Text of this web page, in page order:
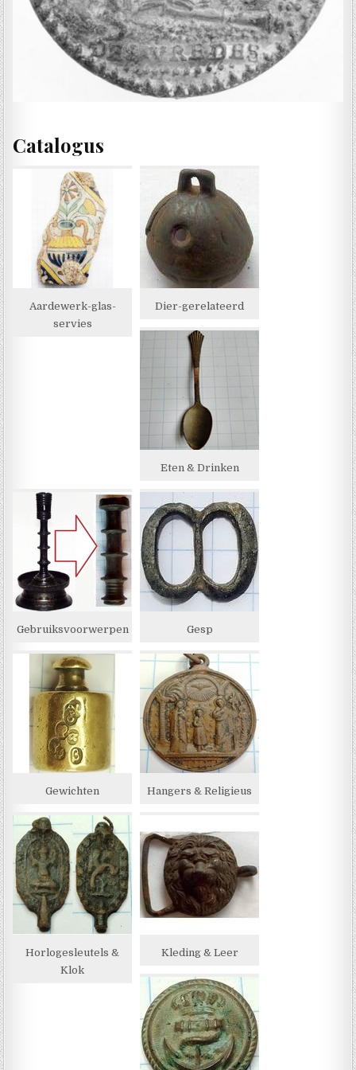
Catalogus
Aardewerk-glas-
servies
Dier-gerelateerd
Eten & Drinken
Gebruiksvoorwerpen Gesp
Gewichten Hangers & Religieus
Horlogesleutels &
Klok
Kleding & Leer